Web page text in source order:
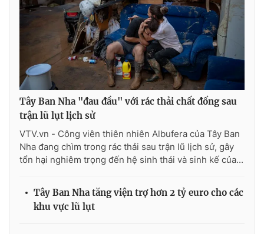
Tây Ban Nha "đau đầu" với rác thải chất đống sau
trận lũ lụt lịch sử
VTV.vn - Công viên thiên nhiên Albufera của Tây Ban
Nha đang chìm trong rác thải sau trận lũ lịch sử, gây
tổn hại nghiêm trọng đến hệ sinh thái và sinh kế của...
Tây Ban Nha tăng viện trợ hơn 2 tỷ euro cho các
khu vực lũ lụt